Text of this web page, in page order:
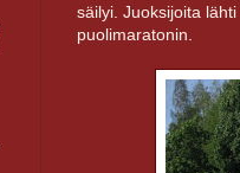
säilyi. Juoksijoita
puolimaratonin.